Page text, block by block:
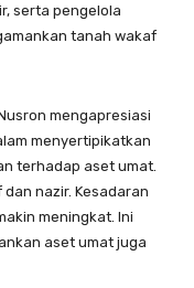
serta pengelola
tanah wakaf
mengapresiasi
menyertipikatkan
terhadap aset umat.
nazir. Kesadaran
meningkat. Ini
aset umat juga